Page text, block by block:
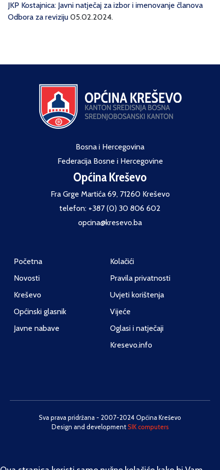
JKP Kostajnica: Javni natječaj za izbor i imenovanje članova
Odbora za reviziju 05.02.2024.
Bosna i Hercegovina
Federacija Bosne i Hercegovine
Općina Kreševo
Fra Grge Martića 69, 71260 Kreševo
telefon: +387 (0) 30 806 602
opcina@kresevo.ba
Početna
Novosti
Kreševo
Općinski glasnik
Javne nabave
Kolačići
Pravila privatnosti
Uvjeti korištenja
Vijeće
Oglasi i natječaji
Kresevo.info
Sva prava pridržana - 2007-2024 Općina Kreševo
Design and developmentSIK computers